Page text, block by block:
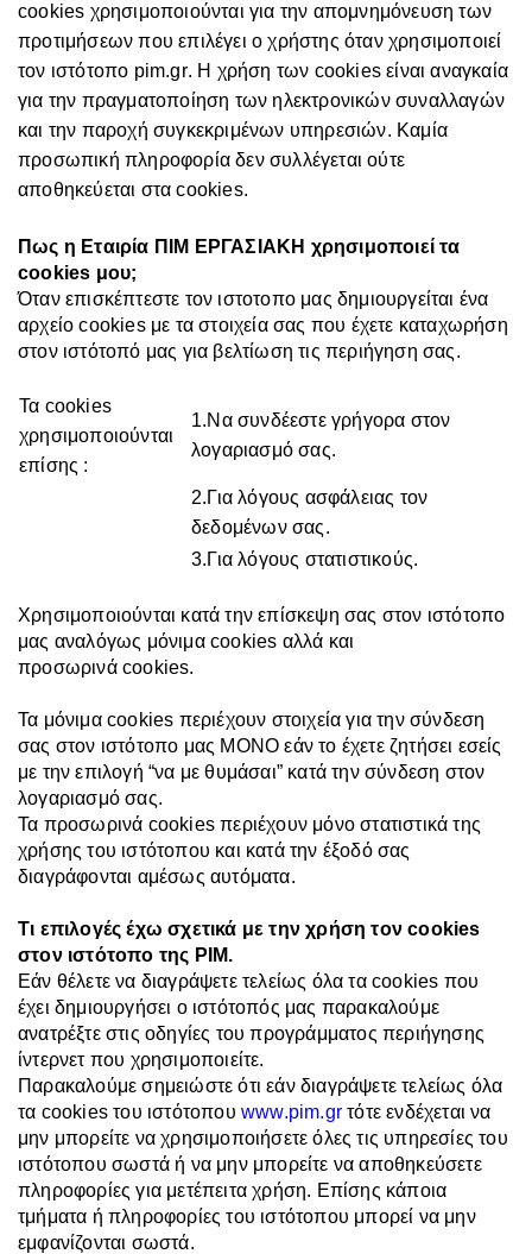
cookies χρησιμοποιούνται για την απομνημόνευση των
προτιμήσεων που επιλέγει ο χρήστης όταν χρησιμοποιεί
τον ιστότοπο pim.gr. Η χρήση των cookies είναι αναγκαία
για την πραγματοποίηση των ηλεκτρονικών συναλλαγών
και την παροχή συγκεκριμένων υπηρεσιών. Καμία
προσωπική πληροφορία δεν συλλέγεται ούτε
αποθηκεύεται στα cookies.
Πως η Εταιρία ΠΙΜ ΕΡΓΑΣΙΑΚΗ χρησιμοποιεί τα
cookies μου;
Όταν επισκέπτεστε τον ιστοτοπο μας δημιουργείται ένα
αρχείο cookiesμε τα στοιχεία σας που έχετε καταχωρήση
στον ιστότοπό μας για βελτίωση τις περιήγηση σας.
Τα cookies
χρησιμοποιούνται
επίσης :
1.Να συνδέεστε γρήγορα στον
λογαριασμό σας.
2.Για λόγους ασφάλειας τον
δεδομένων σας.
3.Για λόγους στατιστικούς.
Χρησιμοποιούνται κατά την επίσκεψη σας στον ιστότοπο
μας αναλόγως μόνιμα cookies αλλά και
προσωρινά cookies.
Τα μόνιμα cookies περιέχουν στοιχεία για την σύνδεση
σας στον ιστότοπο μας ΜΟΝΟ εάν το έχετε ζητήσει εσείς
με την επιλογή “να με θυμάσαι” κατά την σύνδεση στον
λογαριασμό σας.
Τα προσωρινά cookies περιέχουν μόνο στατιστικά της
χρήσης του ιστότοπου και κατά την έξοδό σας
διαγράφονται αμέσως αυτόματα.
Τι επιλογές έχω σχετικά με την χρήση τον cookies
στον ιστότοπο της PIM.
Εάν θέλετε να διαγράψετε τελείως όλα τα cookies που
έχει δημιουργήσει ο ιστότοπός μας παρακαλούμε
ανατρέξτε στις οδηγίες του προγράμματος περιήγησης
ίντερνετ που χρησιμοποιείτε.
Παρακαλούμε σημειώστε ότι εάν διαγράψετε τελείως όλα
τα cookies του ιστότοπου www.pim.gr τότε ενδέχεται να
μην μπορείτε να χρησιμοποιήσετε όλες τις υπηρεσίες του
ιστότοπου σωστά ή να μην μπορείτε να αποθηκεύσετε
πληροφορίες για μετέπειτα χρήση. Επίσης κάποια
τμήματα ή πληροφορίες του ιστότοπου μπορεί να μην
εμφανίζονται σωστά.